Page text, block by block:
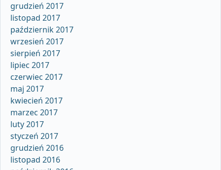
grudzień 2017
listopad 2017
październik 2017
wrzesień 2017
sierpień 2017
lipiec 2017
czerwiec 2017
maj 2017
kwiecień 2017
marzec 2017
luty 2017
styczeń 2017
grudzień 2016
listopad 2016